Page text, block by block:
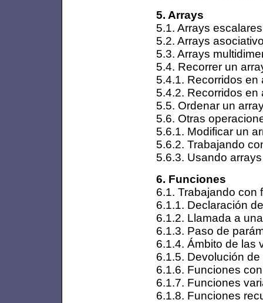
5. Arrays
5.1. Arrays escalares
5.2. Arrays
5.3. Arrays
5.4. Recorrer un
5.4.1. Recorridos
5.4.2. Recorridos
5.5. Ordenar un
5.6. Otras
5.6.1. Modificar un
5.6.2. Trabajando
5.6.3. Usando
6. Funciones
6.1. Trabajando con
6.1.1. Declaración
6.1.2. Llamada a
6.1.3. Paso de
6.1.4. Ámbito de las
6.1.5. Devolución
6.1.6. Funciones
6.1.7. Funciones
6.1.8. Funciones